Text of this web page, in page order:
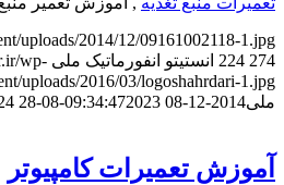
uploads/2014/12/09161002118-1.jpg
224 274 انستیتو انفورماتیک ملی wp-
uploads/2016/03/logoshahrdari-1.jpg
ملی2014-12-08 09:34:47
2023-08-28 13:31:24
آموزش تعمیرات کامپیوتر